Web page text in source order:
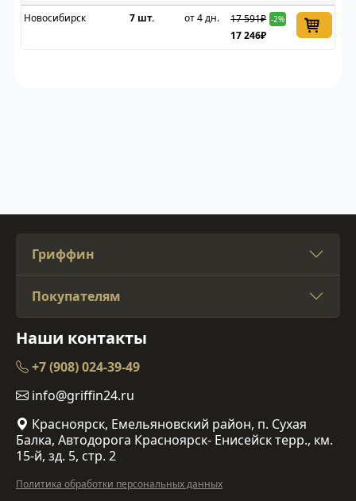
Новосибирск
7 шт. от 4 дн. 17 591₽ -2%
17 246₽
Гриффин
Покупателям
Наши контакты
+7 (908) 024-39-49
info@griffin24.ru
Красноярск, Емельяновский район, п. Сухая
Балка, Автодорога Красноярск- Енисейск терр., км.
15-й, зд. 5, стр. 2
Политика обработки персональных данных